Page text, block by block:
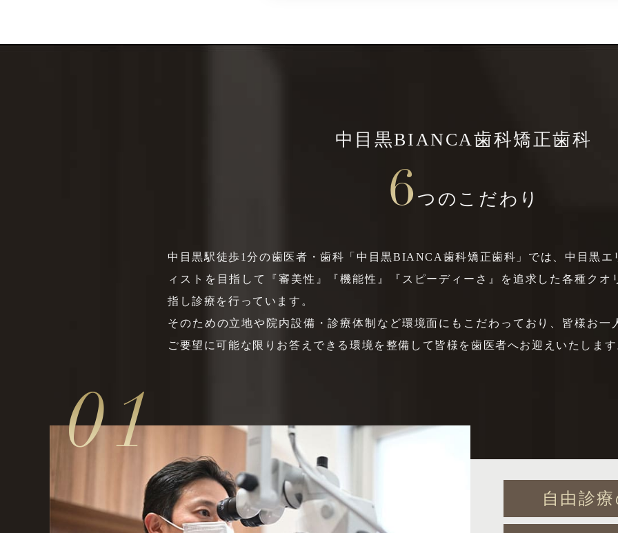
中目黒BIANCA歯科矯正歯科
6つのこだわり
中目黒駅徒歩1分の歯医者・歯科「中目黒BIANCA歯科矯正歯科」では、中目黒エ
ィストを目指して『審美性』『機能性』『スピーディーさ』を追求した各種クオ
指し診療を行っています。
そのための立地や院内設備・診療体制など環境面にもこだわっており、皆様お一
ご要望に可能な限りお答えできる環境を整備して皆様を歯医者へお迎えいたします
自由診